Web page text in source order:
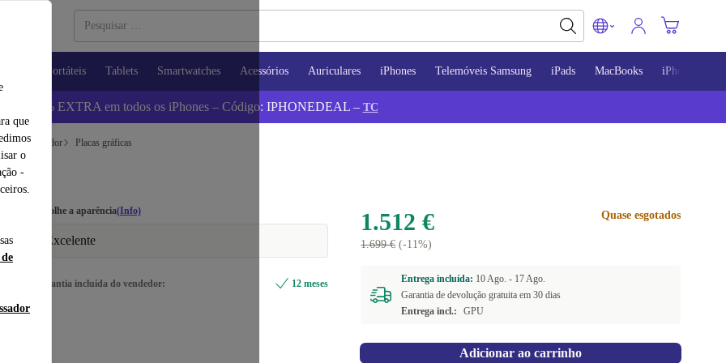
que
o
-
Portáteis Tablets Smartwatches Acessórios Auriculares iPhones Telemóveis Samsung iPads MacBooks iPhone 13
5% EXTRA em todos os iPhones – Código: IPHONEDEAL – TC
computador Placas gráficas
Escolhe a aparência(Info)
Excelente
Garantia incluída do vendedor: 12 meses
1.512 €
1.699 €(-11%)
Quase esgotados
Entrega incluída: 10 Ago. - 17 Ago.
Garantia de devolução gratuita em 30 dias
Entrega incl.:
GPU
Adicionar ao carrinho